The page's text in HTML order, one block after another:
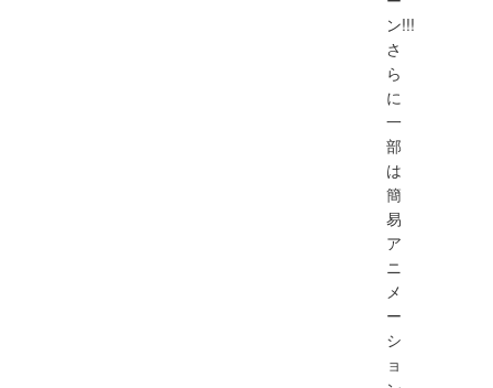
ン!!!
さ
ら
に
一
部
は
簡
易
ア
ニ
メ
ー
シ
ョ